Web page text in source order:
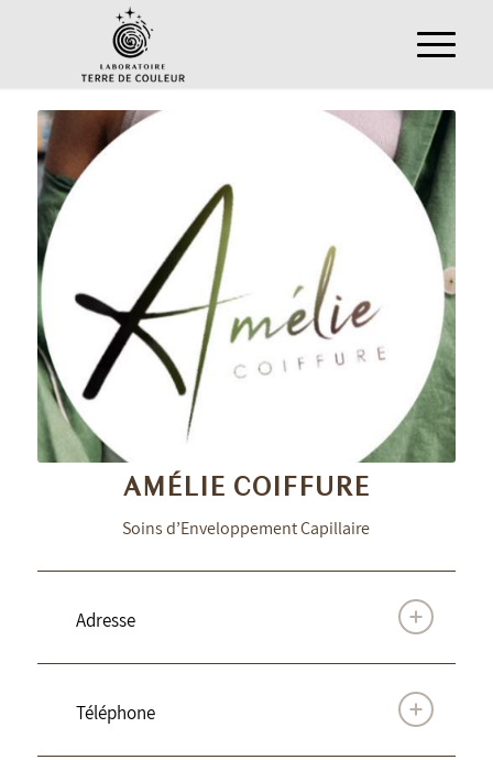
AMÉLIE COIFFURE
Soins d’Enveloppement Capillaire
Adresse
Téléphone